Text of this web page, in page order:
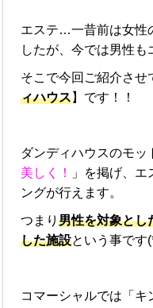
エステ…一昔前は女性
したが、今では男性も
そこで今回ご紹介さ
ィハウス】です！！
ダンディハウスのモッ
美しく！
」を掲げ、
ングが行えます。
つまり男性を対象とし
した施設という事です
コマーシャルでは「キ